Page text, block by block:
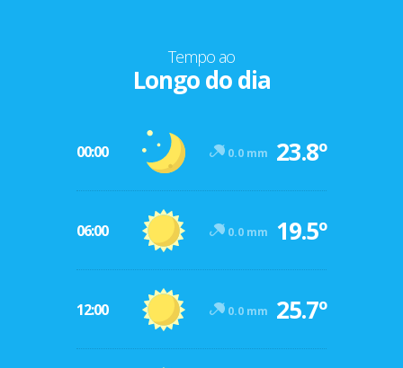
Tempo ao
Longo do dia
00:00 0.0 mm 23.8º
06:00 0.0 mm 19.5º
12:00 0.0 mm 25.7º